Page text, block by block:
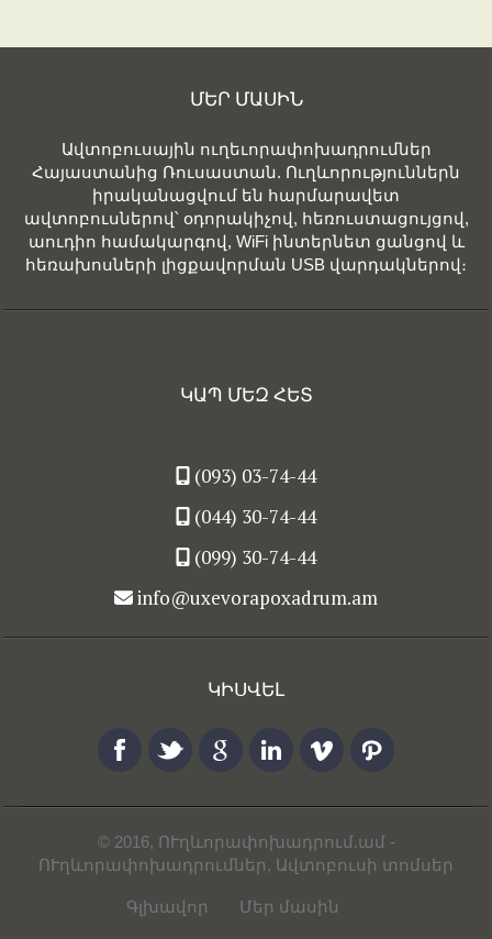
ՄԵՐ ՄԱՍԻՆ
Ավտոբուսային ուղեւորափոխադրումներ
Հայաստանից Ռուսաստան. Ուղևորություններն
իրականացվում են հարմարավետ
ավտոբուսներով՝ օդորակիչով, հեռուստացույցով,
աուդիո համակարգով, WiFi ինտերնետ ցանցով և
հեռախոսների լիցքավորման USB վարդակներով։
ԿԱՊ ՄԵԶ ՀԵՏ
(093) 03-74-44
(044) 30-74-44
(099) 30-74-44
info@uxevorapoxadrum.am
ԿԻՍՎԵԼ
© 2016, ՈՒղևորափոխադրում.ամ-
ՈՒղևորափոխադրումներ, Ավտոբուսի տոմսեր
Գլխավոր Մեր մասին